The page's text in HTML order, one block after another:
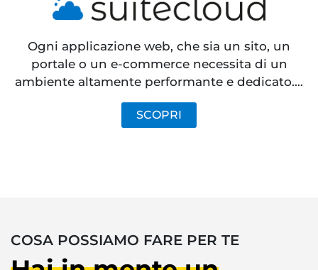
Ogni applicazione web, che sia un sito, un
portale o un e-commerce necessita di un
ambiente altamente performante e dedicato.…
SCOPRI
COSA POSSIAMO FARE PER TE